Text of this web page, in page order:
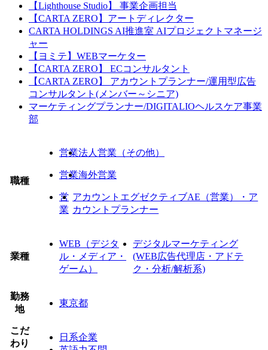
【Lighthouse Studio】 事業企画担当
【CARTA ZERO】アートディレクター
CARTA HOLDINGS AI推進室 AIプロジェクトマネージ
ャー
【ヨミテ】WEBマーケター
【CARTA ZERO】 ECコンサルタント
【CARTA ZERO】 アカウントプランナー/運用型広告
コンサルタント(メンバー～シニア)
マーケティングプランナー/DIGITALIOヘルスケア事業
部
職種
営業法人営業（その他）
営業海外営業
営
業
アカウントエグゼクティブAE（営業）・ア
カウントプランナー
業種
WEB（デジタ
ル・メディア・
ゲーム）
デジタルマーケティング
(WEB広告代理店・アドテ
ク・分析/解析系)
勤務
地
東京都
こだ
わり
日系企業